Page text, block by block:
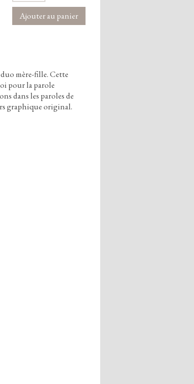
mère-fille.Cette
pour la parole
dans les paroles de
graphique original.